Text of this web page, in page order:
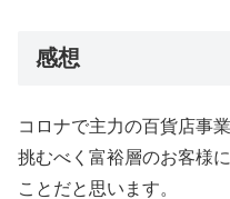
感想
コロナで主力の百貨店事
挑むべく富裕層のお客様
ことだと思います。